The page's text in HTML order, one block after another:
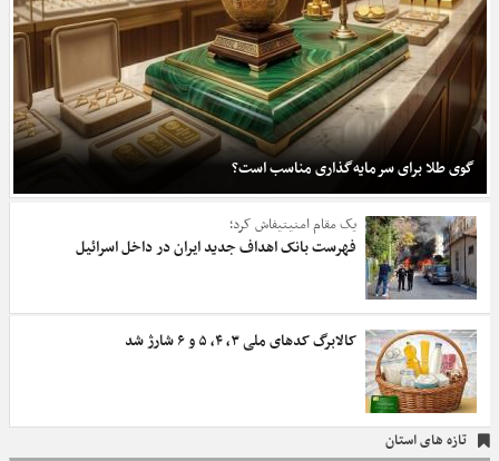
گوی طلا برای سرمایه‌گذاری مناسب است؟
یک مقام امنیتیفاش کرد؛
فهرست بانک اهداف جدید ایران در داخل اسرائیل
کالابرگ کدهای ملی‌ ۳، ۴، ۵ و ۶ شارژ شد
تازه های استان